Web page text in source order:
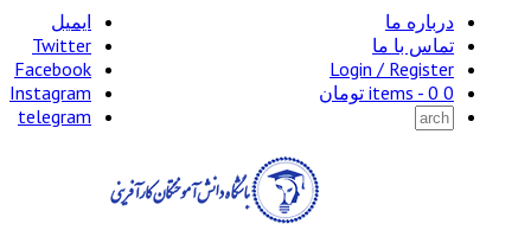
درباره ما
تماس با ما
Login / Register
0 items -
0 تومان
ایمیل
Twitter
Facebook
Instagram
telegram